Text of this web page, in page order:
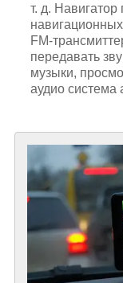
т. д.
FM-
передавать
музыки,
аудио система